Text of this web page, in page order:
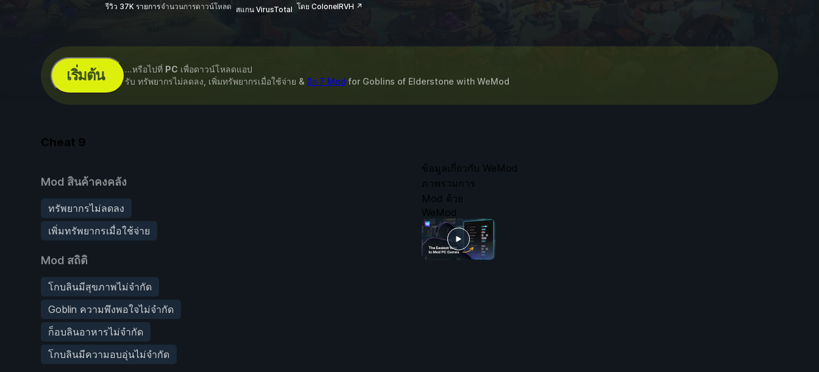
รีวิว 37K รายการจำนวนการดาวน์โหลด สแกน VirusTotal โดย ColonelRVH ↗
เริ่มต้น ...หรือไปที่ PC เพื่อดาวน์โหลดแอป
รับ ทรัพยากรไม่ลดลง, เพิ่มทรัพยากรเมื่อใช้จ่าย & อีก 7 Mod for Goblins of Elderstone with WeMod
Cheat 9
Mod สินค้าคงคลัง
ทรัพยากรไม่ลดลง
เพิ่มทรัพยากรเมื่อใช้จ่าย
Mod สถิติ
โกบลินมีสุขภาพไม่จำกัด
Goblin ความพึงพอใจไม่จำกัด
ก็อบลินอาหารไม่จำกัด
โกบลินมีความอบอุ่นไม่จำกัด
ข้อมูลเกี่ยวกับ WeMod
ภาพรวมการ
Mod ด้วย
WeMod